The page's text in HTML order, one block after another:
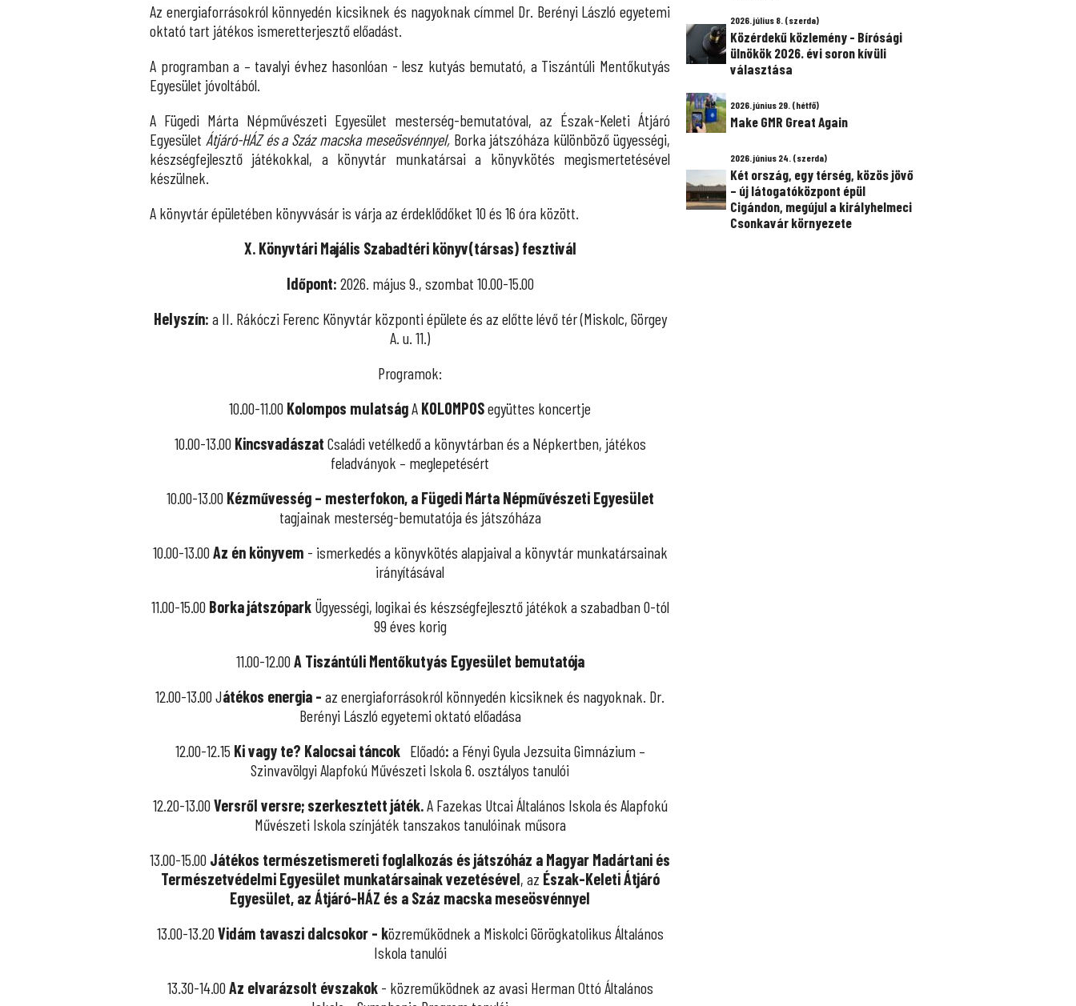
Az energiaforrásokról könnyedén kicsiknek és nagyoknak címmel Dr. Berényi László egyetemi
oktató tart játékos ismeretterjesztő előadást.
A programban a – tavalyi évhez hasonlóan - lesz kutyás bemutató, a Tiszántúli Mentőkutyás
Egyesület jóvoltából.
A Fügedi Márta Népművészeti Egyesület mesterség-bemutatóval, az Észak-Keleti Átjáró
Egyesület Átjáró-HÁZ és a Száz macska meseösvénnyel,Borka játszóháza különböző ügyességi,
készségfejlesztő játékokkal, a könyvtár munkatársai a könyvkötés megismertetésével
készülnek.
A könyvtár épületében könyvvásár is várja az érdeklődőket 10 és 16 óra között.
X. Könyvtári Majális Szabadtéri könyv(társas) fesztivál
Időpont: 2026. május 9., szombat 10.00-15.00
Helyszín: a II. Rákóczi Ferenc Könyvtár központi épülete és az előtte lévő tér (Miskolc, Görgey
A. u. 11.)
Programok:
10.00-11.00 Kolompos mulatságA KOLOMPOSegyüttes koncertje
10.00-13.00 Kincsvadászat Családi vetélkedő a könyvtárban és a Népkertben, játékos
feladványok – meglepetésért
10.00-13.00 Kézművesség – mesterfokon, a Fügedi Márta Népművészeti Egyesület
tagjainak mesterség-bemutatója és játszóháza
10.00-13.00Az én könyvem - ismerkedés a könyvkötés alapjaival a könyvtár munkatársainak
irányításával
11.00-15.00 Borka játszóparkÜgyességi, logikai és készségfejlesztő játékok a szabadban 0-tól
99 éves korig
11.00-12.00A Tiszántúli Mentőkutyás Egyesület bemutatója
12.00-13.00 Játékos energia - az energiaforrásokról könnyedén kicsiknek és nagyoknak. Dr.
Berényi László egyetemi oktató előadása
12.00-12.15 Ki vagy te? Kalocsai táncok Előadó: a Fényi Gyula Jezsuita Gimnázium –
Szinvavölgyi Alapfokú Művészeti Iskola 6. osztályos tanulói
12.20-13.00Versről versre; szerkesztett játék.A Fazekas Utcai Általános Iskola és Alapfokú
Művészeti Iskola színjáték tanszakos tanulóinak műsora
13.00-15.00 Játékos természetismereti foglalkozás és játszóház a Magyar Madártani és
Természetvédelmi Egyesület munkatársainak vezetésével, az Észak-Keleti Átjáró
Egyesület, az Átjáró-HÁZ és a Száz macska meseösvénnyel
13.00-13.20Vidám tavaszi dalcsokor - közreműködnek a Miskolci Görögkatolikus Általános
Iskola tanulói
13.30-14.00Az elvarázsolt évszakok- közreműködnek az avasi Herman Ottó Általános
2026. július 8. (szerda)
Közérdekű közlemény - Bírósági
ülnökök 2026. évi soron kívüli
választása
2026. június 29. (hétfő)
Make GMR Great Again
2026. június 24. (szerda)
Két ország, egy térség, közös jövő
– új látogatóközpont épül
Cigándon, megújul a királyhelmeci
Csonkavár környezete